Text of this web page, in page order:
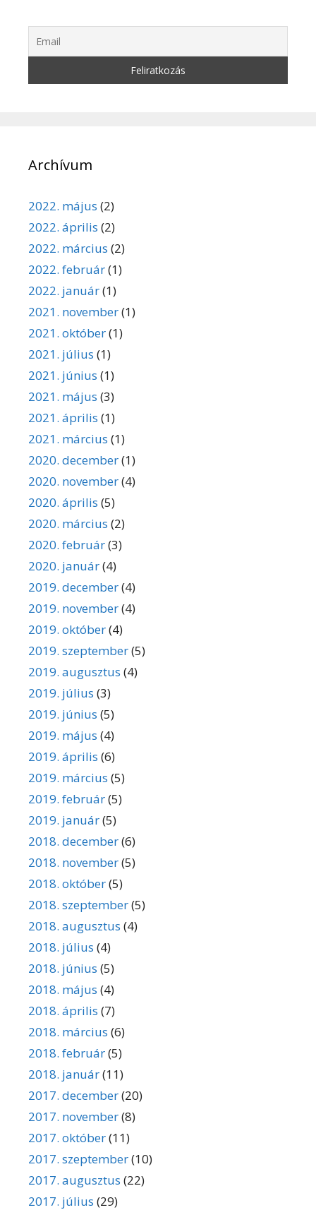
Archívum
2022. május (2)
2022. április (2)
2022. március (2)
2022. február(1)
2022. január(1)
2021. november(1)
2021. október(1)
2021. július (1)
2021. június (1)
2021. május (3)
2021. április (1)
2021. március (1)
2020. december(1)
2020. november(4)
2020. április (5)
2020. március (2)
2020. február(3)
2020. január(4)
2019. december(4)
2019. november(4)
2019. október(4)
2019. szeptember(5)
2019. augusztus (4)
2019. július (3)
2019. június (5)
2019. május (4)
2019. április (6)
2019. március (5)
2019. február(5)
2019. január(5)
2018. december(6)
2018. november(5)
2018. október(5)
2018. szeptember(5)
2018. augusztus (4)
2018. július (4)
2018. június (5)
2018. május (4)
2018. április (7)
2018. március (6)
2018. február(5)
2018. január(11)
2017. december(20)
2017. november(8)
2017. október(11)
2017. szeptember(10)
2017. augusztus (22)
2017. július (29)